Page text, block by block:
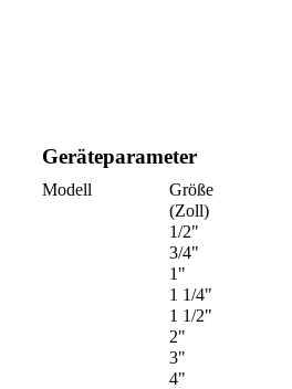
Geräteparameter
Modell Größe
(Zoll)
1/2"
3/4"
1"
1 1/4"
1 1/2"
2"
3"
4"